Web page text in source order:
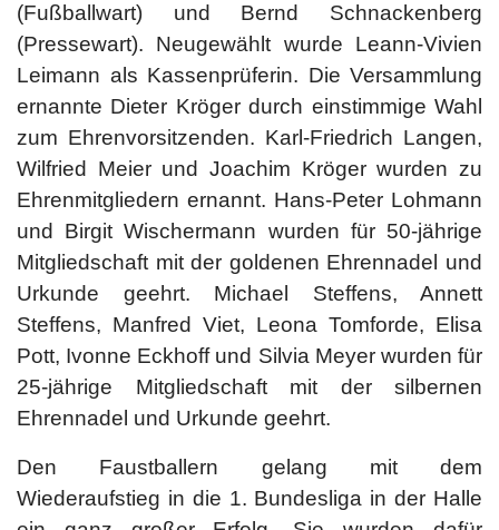
(Fußballwart) und Bernd Schnackenberg
(Pressewart). Neugewählt wurde Leann-Vivien
Leimann als Kassenprüferin. Die Versammlung
ernannte Dieter Kröger durch einstimmige Wahl
zum Ehrenvorsitzenden. Karl-Friedrich Langen,
Wilfried Meier und Joachim Kröger wurden zu
Ehrenmitgliedern ernannt. Hans-Peter Lohmann
und Birgit Wischermann wurden für 50-jährige
Mitgliedschaft mit der goldenen Ehrennadel und
Urkunde geehrt. Michael Steffens, Annett
Steffens, Manfred Viet, Leona Tomforde, Elisa
Pott, Ivonne Eckhoff und Silvia Meyer wurden für
25-jährige Mitgliedschaft mit der silbernen
Ehrennadel und Urkunde geehrt.
Den Faustballern gelang mit dem
Wiederaufstieg in die 1. Bundesliga in der Halle